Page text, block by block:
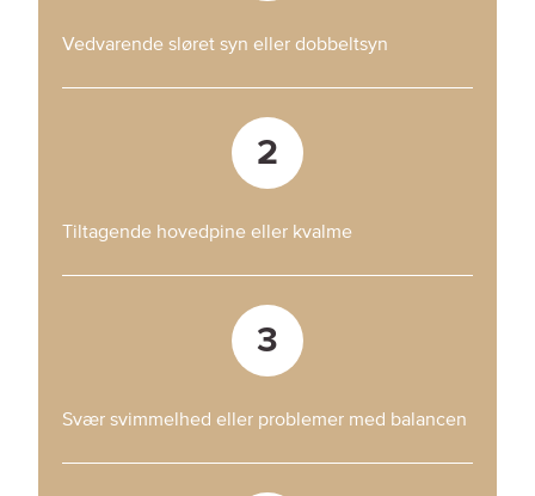
2
Tiltagende hovedpine eller kvalme
3
Svær svimmelhed eller problemer med balancen